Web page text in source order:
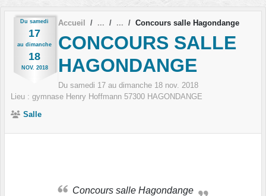
Du samedi
17
au dimanche
18
NOV. 2018
Accueil Concours salle Hagondange
CONCOURS SALLE
HAGONDANGE
Du samedi 17 au dimanche 18 nov. 2018
Lieu : gymnase Henry Hoffmann 57300 HAGONDANGE
Salle
Concours salle Hagondange